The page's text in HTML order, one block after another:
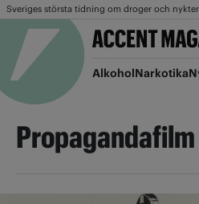
Sveriges största tidning om droger och
AlkoholNarkotika
Propagandafilm